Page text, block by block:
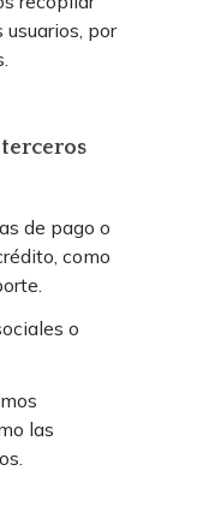
por
de pago o
como
o
las